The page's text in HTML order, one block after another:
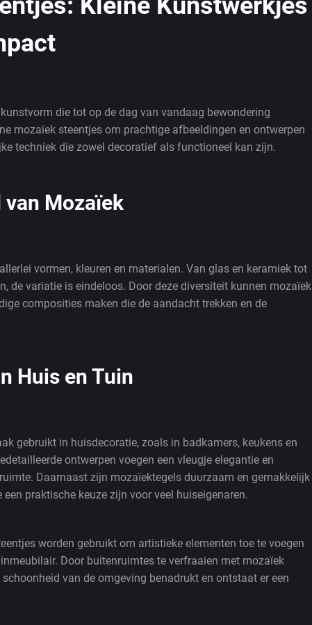
die tot op de dag van vandaag bewondering
mozaïek steentjes om prachtige afbeeldingen en ontwerpen
techniek die zowel decoratief als functioneel kan zijn.
van Mozaïek
vormen, kleuren en materialen. Van glas en keramiek tot
de variatie is eindeloos. Door deze diversiteit kunnen mozaïek
composities maken die de aandacht trekken en de
Huis en Tuin
gebruikt in huisdecoratie, zoals in badkamers, keukens en
ontwerpen voegen een vleugje elegantie en
Daarnaast zijn mozaïektegels duurzaam en gemakkelijk
praktische keuze zijn voor veel huiseigenaren.
worden gebruikt om artistieke elementen toe te voegen
Door buitenruimtes te verfraaien met mozaïek
van de omgeving benadrukt en ontstaat er een